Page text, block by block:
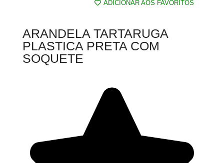
ADICIONAR AOS FAVORITOS
ARANDELA TARTARUGA
PLASTICA PRETA COM
SOQUETE